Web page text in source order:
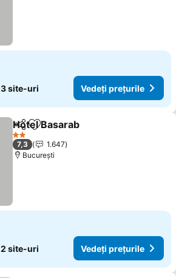
3 site-uri Vedeți prețurile
DistribuițiAdăugaţi la favorite
Hotel Basarab
2 Stele
7,3
1.647
București
2 site-uri Vedeți prețurile